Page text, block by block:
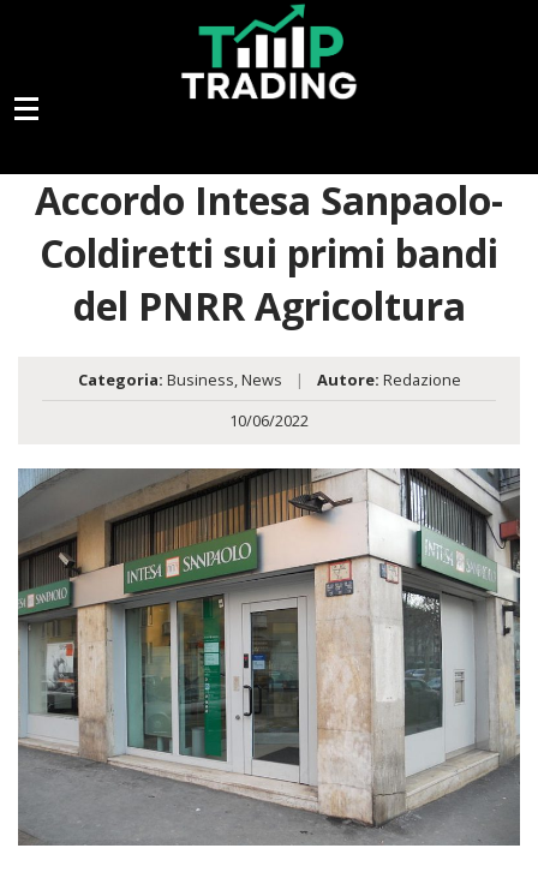
Accordo Intesa Sanpaolo-
Coldiretti sui primi bandi
del PNRR Agricoltura
Categoria: Business,News | Autore: Redazione
10/06/2022